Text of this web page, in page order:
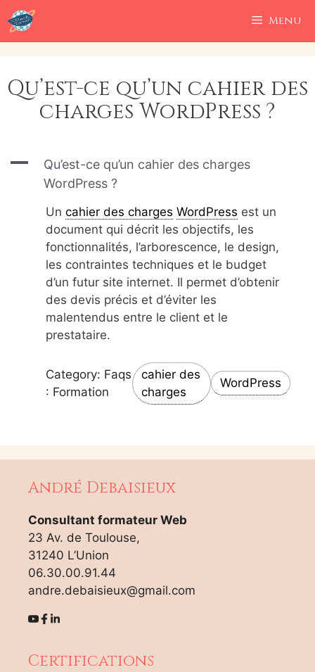
Aller
au
contenu
Menu
Qu’est-ce qu’un cahier des
charges WordPress ?
A
Qu’est-ce qu’un cahier des charges
WordPress ?
Un cahier des charges WordPress est un
document qui décrit les objectifs, les
fonctionnalités, l’arborescence, le design,
les contraintes techniques et le budget
d’un futur site internet. Il permet d’obtenir
des devis précis et d’éviter les
malentendus entre le client et le
prestataire.
Category: Faqs
: Formation
cahier des
charges
WordPress
André Debaisieux
Consultant formateur Web
23 Av. de Toulouse,
31240 L’Union
06.30.00.91.44
andre.debaisieux@gmail.com
Certifications